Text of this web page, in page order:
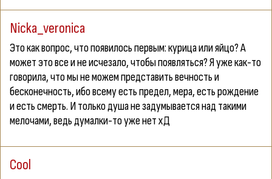
Nicka_veronica
Это как вопрос, что появилось первым: курица или яйцо? А
может это все и не исчезало, чтобы появляться? Я уже как-то
говорила, что мы не можем представить вечность и
бесконечность, ибо всему есть предел, мера, есть рождение
и есть смерть. И только душа не задумывается над такими
мелочами, ведь думалки-то уже нет хД
Cool